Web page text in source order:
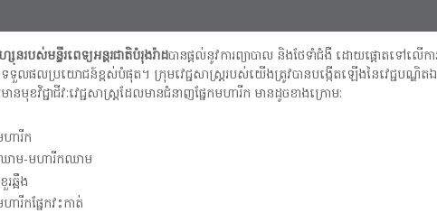
បស់មន្ទីរពេទ្យអន្តរជាតិបំរុងរ៉ាដបានផ្តល់នូវការព្យាបាល និងថែទាំជំងឺ ដោយផ្តោតទៅលើកា
ទទួលផលប្រយោជន៍ខ្ពស់បំផុត។ ក្រុមវេជ្ជសាស្រ្តរបស់យើងត្រូវបានបង្កើតឡើងនៃវេជ្ជបណ្
ានមុខវិជ្ជាជីវ:វេជ្ជសាស្រ្តដែលមានជំនាញផ្នែកមហារីក មានដូចខាងក្រោម:
ារីក
ាម-មហារីកឈាម
ឆ្អឹង
រីកផ្នែកវះកាត់